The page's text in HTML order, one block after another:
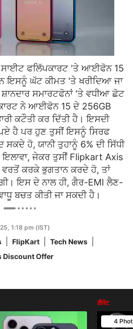
ਫਲਿੱਪਕਾਰਟ 'ਤੇ ਆਈਫੋਨ 15
ਇਸਨੂੰ ਘੱਟ ਕੀਮਤ 'ਤੇ ਖਰੀਦਿਆ ਜਾ
ਸਮਾਰਟਫੋਨਾਂ 'ਤੇ ਵਧੀਆ ਛੋਟ
ਨੇ ਆਈਫੋਨ 15 ਦੇ 256GB
ਕਟੌਤੀ ਕਰ ਦਿੱਤੀ ਹੈ। ਇਸਦੀ
ਹੈ ਪਰ ਹੁਣ ਤੁਸੀਂ ਇਸਨੂੰ ਸਿਰਫ
ਹੋ, ਯਾਨੀ ਤੁਹਾਨੂੰ 6% ਦੀ ਸਿੱਧੀ
ਜੇਕਰ ਤੁਸੀਂ Flipkart Axis
ਵਰਤੋਂ ਕਰਕੇ ਭੁਗਤਾਨ ਕਰਦੇ ਹੋ, ਤਾਂ
ਇਸ ਦੇ ਨਾਲ ਹੀ, ਗੈਰ-EMI ਲੈਣ-
ਬਚਤ ਕੀਤੀ ਜਾ ਸਕਦੀ ਹੈ।
1:18 pm (IST)
FlipKart
Tech News
Discount Offer
ਗੈਜੇਟ
4